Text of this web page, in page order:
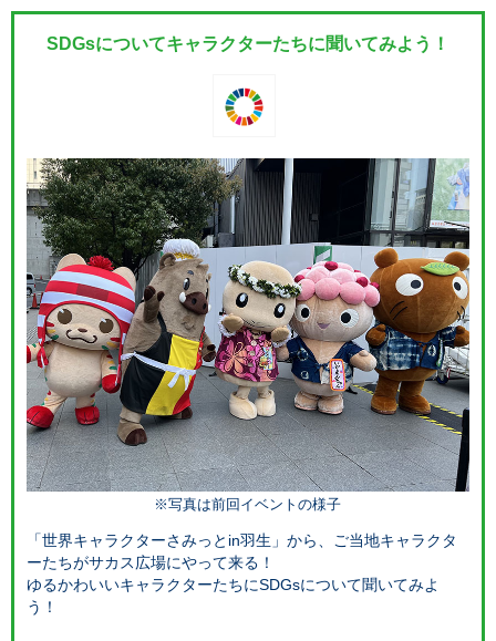
SDGsについてキャラクターたちに聞いてみよう！
※写真は前回イベントの様子
「世界キャラクターさみっとin羽生」から、ご当地キャラクタ
ーたちがサカス広場にやって来る！
ゆるかわいいキャラクターたちにSDGsについて聞いてみよ
う！